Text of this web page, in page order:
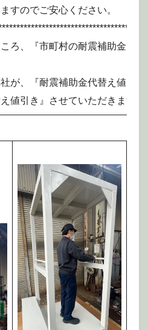
すのでご安心ください。
ろ、『市町村の耐震補助金』
が、『耐震補助金代替え値引
値引き』させていただきます。